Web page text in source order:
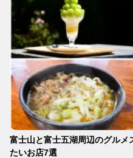
富士山と富士五湖周辺のグルメ
たいお店7選